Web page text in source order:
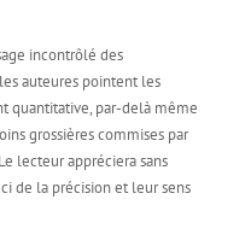
incontrôlé des
auteures pointent les
quantitative, par-delà même
grossières commises par
lecteur appréciera sans
de la précision et leur sens